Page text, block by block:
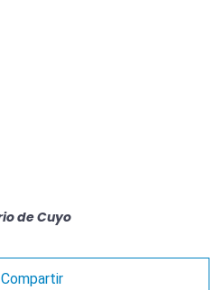
de Cuyo
Compartir